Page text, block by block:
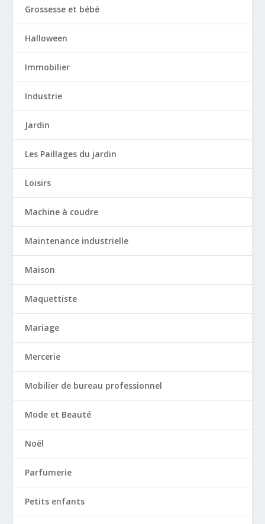
Grossesse et bébé
Halloween
Immobilier
Industrie
Jardin
Les Paillages du jardin
Loisirs
Machine à coudre
Maintenance industrielle
Maison
Maquettiste
Mariage
Mercerie
Mobilier de bureau professionnel
Mode et Beauté
Noël
Parfumerie
Petits enfants